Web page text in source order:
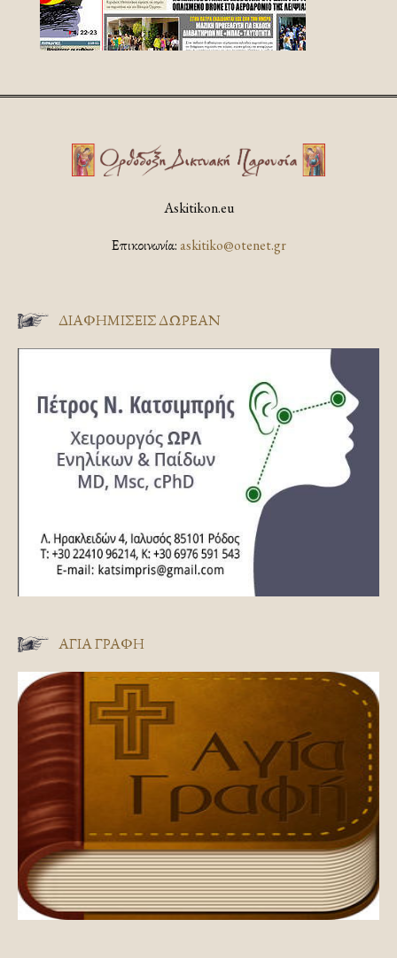
Askitikon.eu
Επικοινωνία:askitiko@otenet.gr
ΔΙΑΦΗΜΊΣΕΙΣ ΔΩΡΕΆΝ
ΑΓΊΑ ΓΡΑΦΉ